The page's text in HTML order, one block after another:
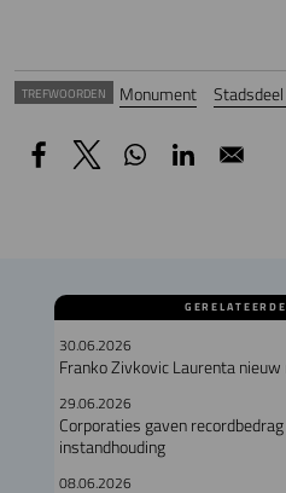
TREFWOORDEN Monument
30.06.2026
Franko Zivkovic Laurenta
29.06.2026
Corporaties gaven
instandhouding
08.06.2026